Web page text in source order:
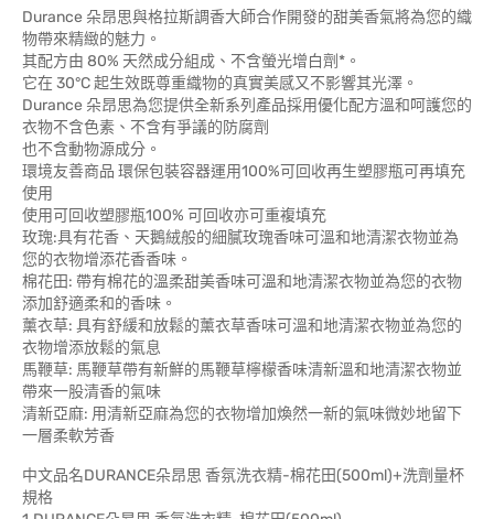
Durance 朵昂思與格拉斯調香大師合作開發的甜美香氣將為您的織
物帶來精緻的魅力。
其配方由 80% 天然成分組成、不含螢光增白劑*。
它在 30°C 起生效既尊重織物的真實美感又不影響其光澤。
Durance 朵昂思為您提供全新系列產品採用優化配方溫和呵護您的
衣物不含色素、不含有爭議的防腐劑
也不含動物源成分。
環境友善商品 環保包裝容器運用100%可回收再生塑膠瓶可再填充
使用
使用可回收塑膠瓶100% 可回收亦可重複填充
玫瑰:具有花香、天鵝絨般的細膩玫瑰香味可溫和地清潔衣物並為
您的衣物增添花香香味。
棉花田: 帶有棉花的溫柔甜美香味可溫和地清潔衣物並為您的衣物
添加舒適柔和的香味。
薰衣草: 具有舒緩和放鬆的薰衣草香味可溫和地清潔衣物並為您的
衣物增添放鬆的氣息
馬鞭草: 馬鞭草帶有新鮮的馬鞭草檸檬香味清新溫和地清潔衣物並
帶來一股清香的氣味
清新亞麻: 用清新亞麻為您的衣物增加煥然一新的氣味微妙地留下
一層柔軟芳香
中文品名DURANCE朵昂思 香氛洗衣精-棉花田(500ml)+洗劑量杯
規格